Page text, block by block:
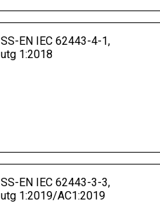
SS-EN IEC 62443-4-1,
utg 1:2018
SS-EN IEC 62443-3-3,
utg 1:2019/AC1:2019